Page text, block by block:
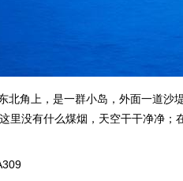
北角上，是一群小岛，外面一道
里没有什么煤烟，天空干干净净；